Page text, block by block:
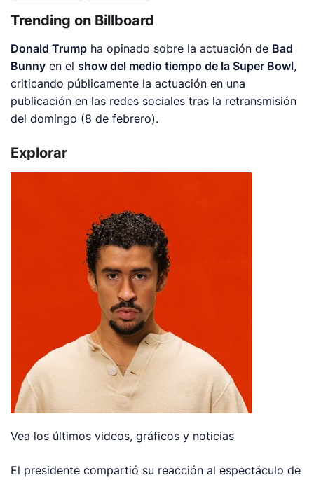
Trending on Billboard
Donald Trump ha opinado sobre la actuación de Bad
Bunny en elshow del medio tiempo de la Super Bowl,
criticando públicamente la actuación en una
publicación en las redes sociales tras la retransmisión
del domingo (8 de febrero).
Explorar
Vea los últimos videos, gráficos y noticias
El presidente compartió su reacción al espectáculo de